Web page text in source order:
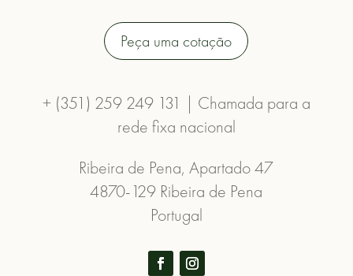
Peça uma cotação
+ (351) 259 249 131 | Chamada para a
rede fixa nacional
Ribeira de Pena, Apartado 47
4870-129 Ribeira de Pena
Portugal